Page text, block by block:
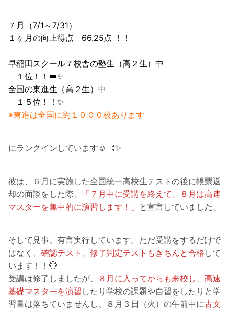
７月（7/1～7/31）
１ヶ月の向上得点 66.25点 ！！
早稲田スクール７校舎の塾生（高２生）中
１位！！👑✨
全国の東進生（高２生）中
１５位！！✨
※東進は全国に約１０００校あります
にランクインしています☺👏✨
彼は、６月に実施した全国統一高校生テストの後に帳票返
却の面談をした際、「７月中に受講を終えて、８月は高速
マスターを集中的に演習します！」 と宣言していました。
そして見事、有言実行しています。ただ受講をするだけで
はなく、 確認テスト、修了判定テストもきちんと合格 して
います！！💮
受講は修了しましたが、
８月に入ってからも来校し、高速
基礎マスターを演習 したり学校の課題や自習をしたりと学
習量は落ちていませんし、８月３日（火）の午前中に古文